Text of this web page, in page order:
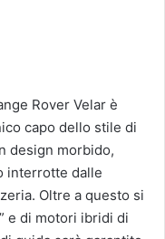
Rover Velar è
capo dello stile di
design morbido,
interrotte dalle
Oltre a questo si
e di motori ibridi di